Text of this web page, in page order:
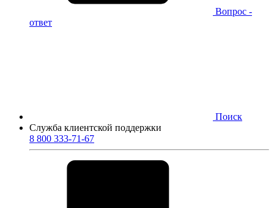
Вопрос -
ответ
Поиск
Служба клиентской поддержки
8 800 333-71-67